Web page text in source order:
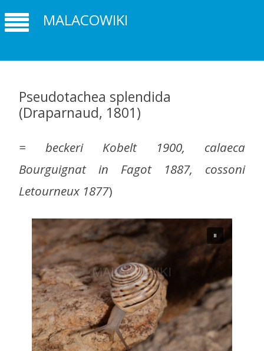
MALACOWIKI
Pseudotachea splendida
(Draparnaud, 1801)
= beckeri Kobelt 1900, calaeca
Bourguignat in Fagot 1887, cossoni
Letourneux 1877)